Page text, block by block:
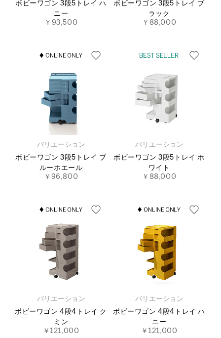
ボビーワゴン 3段5トレイ ハ
ニー
￥93,500
ボビーワゴン 3段5トレイ ブ
ラック
￥88,000
バリエーション
ボビーワゴン 3段5トレイ ブ
ルーホエール
￥96,800
バリエーション
ボビーワゴン 3段5トレイ ホ
ワイト
￥88,000
バリエーション
ボビーワゴン 4段4トレイ ク
ミン
￥121,000
バリエーション
ボビーワゴン 4段4トレイ ハ
ニー
￥121,000